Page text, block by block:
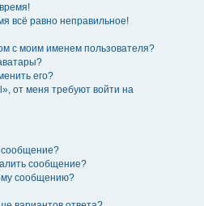
всё равно неправильное!
с моим именем пользователя?
его?
от меня требуют войти на
сообщение?
сообщение?
сообщению?